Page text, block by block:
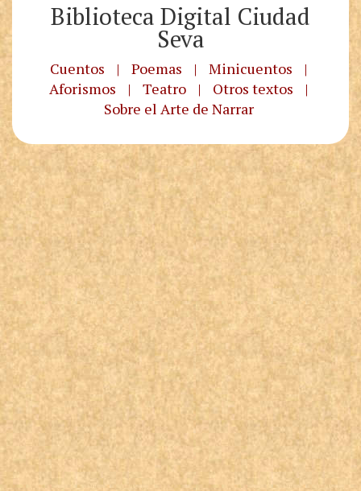
Biblioteca Digital Ciudad
Seva
Cuentos | Poemas | Minicuentos
|
Aforismos
| Teatro | Otros textos
|
Sobre el Arte de Narrar